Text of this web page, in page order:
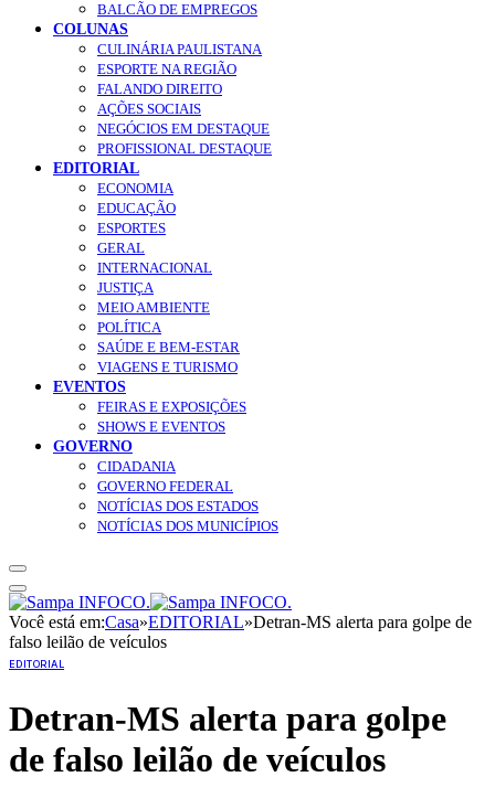
BALCÃO DE EMPREGOS
COLUNAS
CULINÁRIA PAULISTANA
ESPORTE NA REGIÃO
FALANDO DIREITO
AÇÕES SOCIAIS
NEGÓCIOS EM DESTAQUE
PROFISSIONAL DESTAQUE
EDITORIAL
ECONOMIA
EDUCAÇÃO
ESPORTES
GERAL
INTERNACIONAL
JUSTIÇA
MEIO AMBIENTE
POLÍTICA
SAÚDE E BEM-ESTAR
VIAGENS E TURISMO
EVENTOS
FEIRAS E EXPOSIÇÕES
SHOWS E EVENTOS
GOVERNO
CIDADANIA
GOVERNO FEDERAL
NOTÍCIAS DOS ESTADOS
NOTÍCIAS DOS MUNICÍPIOS
Você está em:Casa»EDITORIAL»Detran-MS alerta para golpe de
falso leilão de veículos
EDITORIAL
Detran-MS alerta para golpe
de falso leilão de veículos